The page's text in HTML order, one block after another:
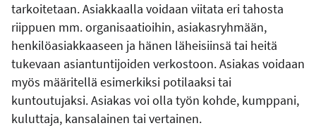
tarkoitetaan. Asiakkaalla voidaan viitata eri tahosta
riippuen mm. organisaatioihin, asiakasryhmään,
henkilöasiakkaaseen ja hänen läheisiinsä tai heitä
tukevaan asiantuntijoiden verkostoon. Asiakas voidaan
myös määritellä esimerkiksi potilaaksi tai
kuntoutujaksi. Asiakas voi olla työn kohde, kumppani,
kuluttaja, kansalainen tai vertainen.